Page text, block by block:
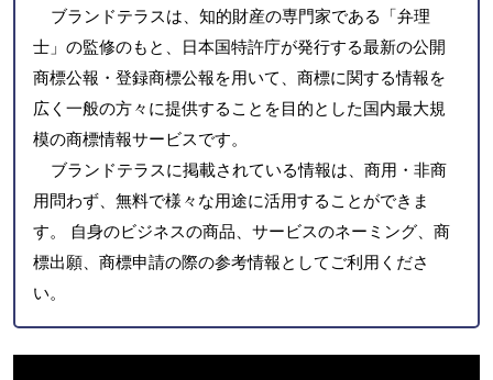
ブランドテラスは、知的財産の専門家である「弁理
士」の監修のもと、日本国特許庁が発行する最新の公開
商標公報・登録商標公報を用いて、商標に関する情報を
広く一般の方々に提供することを目的とした国内最大規
模の商標情報サービスです。
ブランドテラスに掲載されている情報は、商用・非商
用問わず、無料で様々な用途に活用することができま
す。 自身のビジネスの商品、サービスのネーミング、商
標出願、商標申請の際の参考情報としてご利用くださ
い。